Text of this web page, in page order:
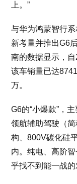
上。”
与华为鸿蒙智行
新考量并推出G6
南的数据显示，
该车销量已达
万。
G6的“小爆款”，
领航辅助驾驶（
构、800V碳化硅
内。纯电、高阶
乎找不到能一战的